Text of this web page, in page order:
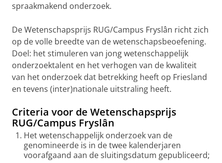
spraakmakend onderzoek.
De Wetenschapsprijs RUG/Campus Fryslân richt zich
op de volle breedte van de wetenschapsbeoefening.
Doel: het stimuleren van jong wetenschappelijk
onderzoektalent en het verhogen van de kwaliteit
van het onderzoek dat betrekking heeft op Friesland
en tevens (inter)nationale uitstraling heeft.
Criteria voor de Wetenschapsprijs
RUG/Campus Fryslân
Het wetenschappelijk onderzoek van de
genomineerde is in de twee kalenderjaren
voorafgaand aan de sluitingsdatum gepubliceerd;